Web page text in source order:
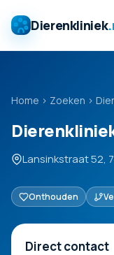
Dierenkliniek
Home › Zoeken ›
Lansinkstraat 52,
Onthouden
Direct contact